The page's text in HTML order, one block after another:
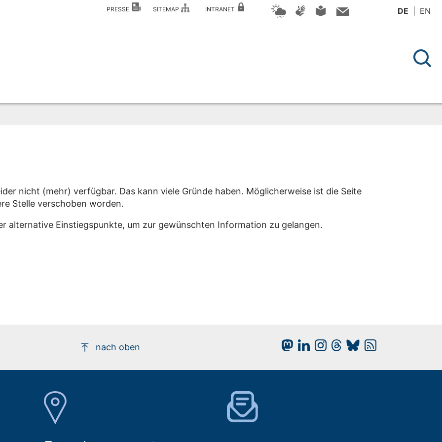
PRESSE SITEMAP INTRANET DE EN
nicht (mehr) verfügbar. Das kann viele Gründe haben. Möglicherweise ist die Seite
Stelle verschoben worden.
alternative Einstiegspunkte, um zur gewünschten Information zu gelangen.
nach oben